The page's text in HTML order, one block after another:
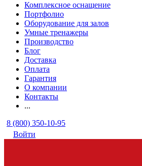
Комплексное оснащение
Портфолио
Оборудование для залов
Умные тренажеры
Производство
Блог
Доставка
Оплата
Гарантия
О компании
Контакты
...
8 (800) 350-10-95
Войти